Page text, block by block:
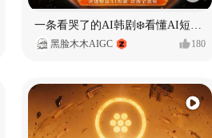
一条看哭了的AI韩剧❄️看懂AI短剧出海全流程
黑脸木木AIGC 180